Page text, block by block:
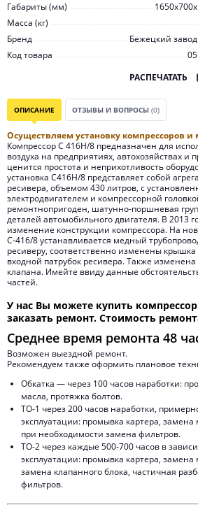
Габариты (мм)
Масса (кг)
Бренд
Бежецкий
Код товара
РАСПЕЧАТАТЬ
ОПИСАНИЕ ОТЗЫВЫ И ВОПРОСЫ (0)
Осуществляем установку компрессоров
Компрессор С 416Н/8 предназначен для
воздуха на предприятиях, автохозяйствах и
ценится простота и неприхотливость
установка С416Н/8 представляет собой
ресивера, объемом 430 литров, с
электродвигателем и компрессорной
ремонтнопригоден, шатунно-поршневая
деталей автомобильного двигателя. В 2013
изменение конструкции компрессора. На
С-416/8 устанавливается медный
ресиверу, соответственно изменены
входной патрубок ресивера. Также изменена
клапана. Имейте ввиду данные
частей.
У нас Вы можете купить
заказать ремонт. Cтоимость
Среднее время ремонта 48
Возможен выездной ремонт.
Рекомендуем также оформить плановое
Обкатка — через 100 часов наработки:
масла, протяжка болтов.
ТО-1 через 200 часов наработки,
эксплуатации: промывка картера, замена
при необходимости замена фильтров.
ТО-2 через каждые 500-700 часов в
эксплуатации: промывка картера,
замена клапанного блока, частичная
фильтров.